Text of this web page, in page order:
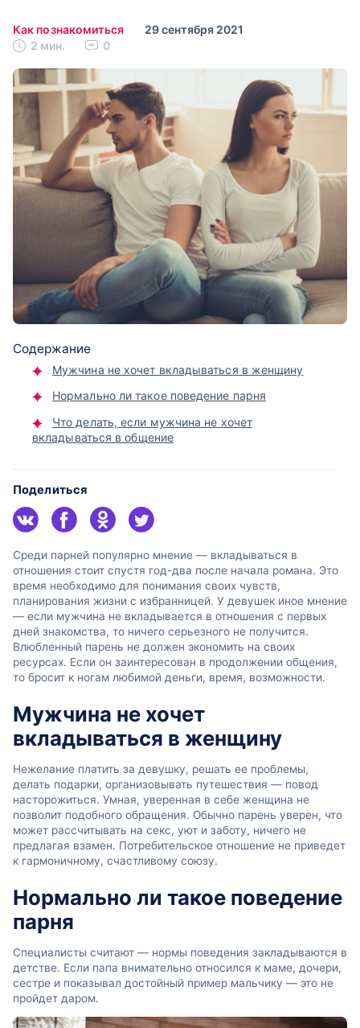
Как познакомиться
29 сентября 2021
2 мин.
0
Содержание
Мужчина не хочет вкладываться в женщину
Нормально ли такое поведение парня
Что делать, если мужчина не хочет
вкладываться в общение
Поделиться
Среди парней популярно мнение — вкладываться в
отношения стоит спустя год-два после начала романа. Это
время необходимо для понимания своих чувств,
планирования жизни с избранницей. У девушек иное мнение
— если мужчина не вкладывается в отношения с первых
дней знакомства, то ничего серьезного не получится.
Влюбленный парень не должен экономить на своих
ресурсах. Если он заинтересован в продолжении общения,
то бросит к ногам любимой деньги, время, возможности.
Мужчина не хочет
вкладываться в женщину
Нежелание платить за девушку, решать ее проблемы,
делать подарки, организовывать путешествия — повод
насторожиться. Умная, уверенная в себе женщина не
позволит подобного обращения. Обычно парень уверен, что
может рассчитывать на секс, уют и заботу, ничего не
предлагая взамен. Потребительское отношение не приведет
к гармоничному, счастливому союзу.
Нормально ли такое поведение
парня
Специалисты считают — нормы поведения закладываются в
детстве. Если папа внимательно относился к маме, дочери,
сестре и показывал достойный пример мальчику — это не
пройдет даром.